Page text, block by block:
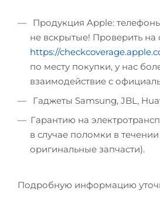
Продукция Apple:
не вскрытые! Проверить
https://
по месту покупки, у нас
взаимодействие с
Гаджеты Samsung, JBL,
Гарантию на
в случае поломки в
оригинальные запчасти).
Подробную информацию